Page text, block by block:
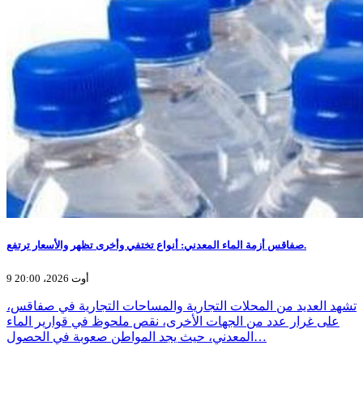
صفاقس أزمة الماء المعدني: أنواع تختفي وأخرى تظهر والأسعار ترتفع.
9 أوت 2026، 20:00
تشهد العديد من المحلات التجارية والمساحات التجارية في صفاقس،
على غرار عدد من الجهات الأخرى، نقص ملحوظ في قوارير الماء
المعدني، حيث يجد المواطن صعوبة في الحصول…